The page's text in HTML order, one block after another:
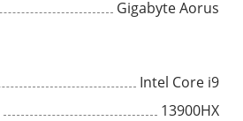
Gigabyte Aorus
Intel Core i9
13900HX